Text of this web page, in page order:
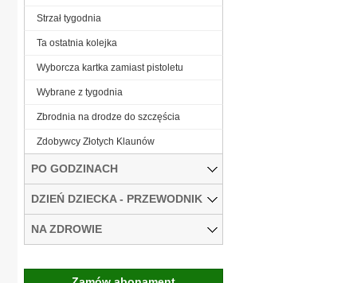
Strzał tygodnia
Ta ostatnia kolejka
Wyborcza kartka zamiast pistoletu
Wybrane z tygodnia
Zbrodnia na drodze do szczęścia
Zdobywcy Złotych Klaunów
PO GODZINACH
DZIEŃ DZIECKA - PRZEWODNIK
NA ZDROWIE